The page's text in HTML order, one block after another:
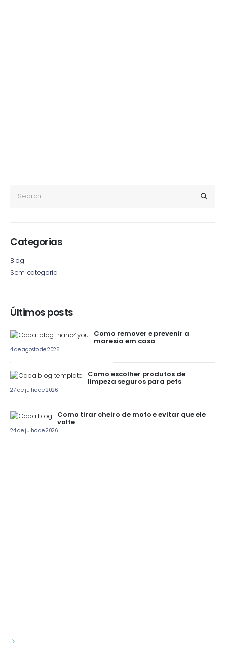
Categorias
Blog
Sem categoria
Últimos posts
Como remover e prevenir a
maresia em casa
4 de agosto de 2026
Como escolher produtos de
limpeza seguros para pets
27 de julho de 2026
Como tirar cheiro de mofo e evitar que ele
volte
24 de julho de 2026